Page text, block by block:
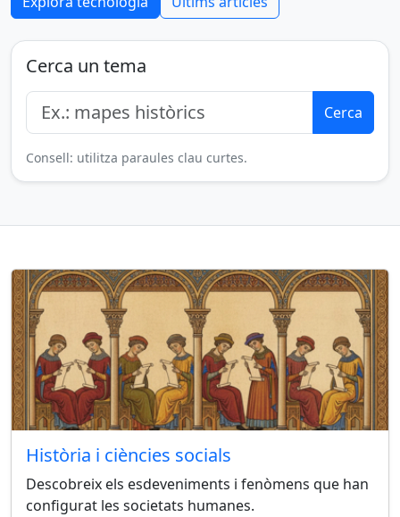
Cerca un tema
Cerca
Consell: utilitza paraules clau curtes.
Història i ciències socials
Descobreix els esdeveniments i fenòmens que han
configurat les societats humanes.